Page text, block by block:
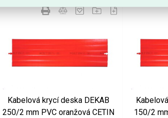
Kabelová krycí deska DEKAB
250/2 mm PVC oranžová CETIN
150/2